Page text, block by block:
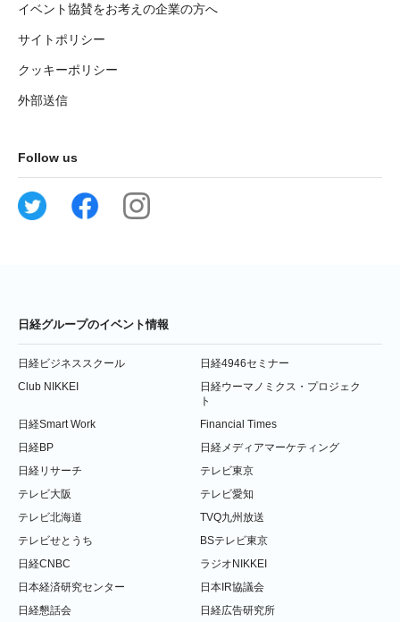
イベント協賛をお考えの企業の方へ
サイトポリシー
クッキーポリシー
外部送信
Follow us
日経グループのイベント情報
日経ビジネススクール
日経4946セミナー
Club NIKKEI
日経ウーマノミクス・プロジェク
ト
日経Smart Work
Financial Times
日経BP
日経メディアマーケティング
日経リサーチ
テレビ東京
テレビ大阪
テレビ愛知
テレビ北海道
TVQ九州放送
テレビせとうち
BSテレビ東京
日経CNBC
ラジオNIKKEI
日本経済研究センター
日本IR協議会
日経懇話会
日経広告研究所